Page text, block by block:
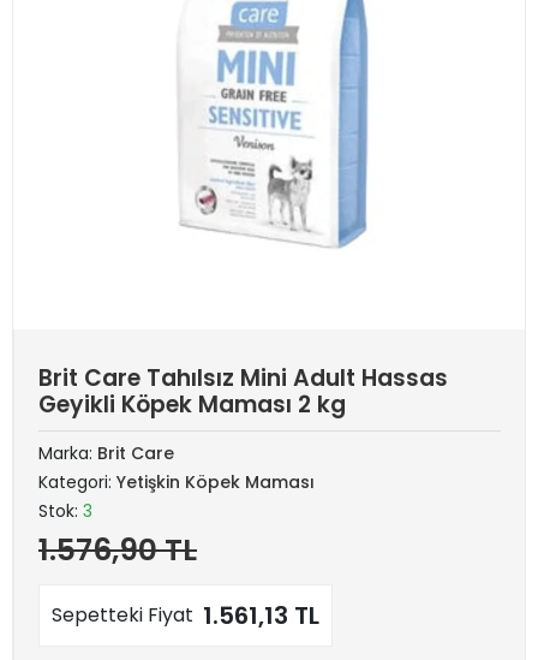
Brit Care Tahılsız Mini Adult Hassas
Geyikli Köpek Maması 2 kg
Marka: Brit Care
Kategori: Yetişkin Köpek Maması
Stok: 3
1.576,90 TL
Sepetteki Fiyat 1.561,13 TL